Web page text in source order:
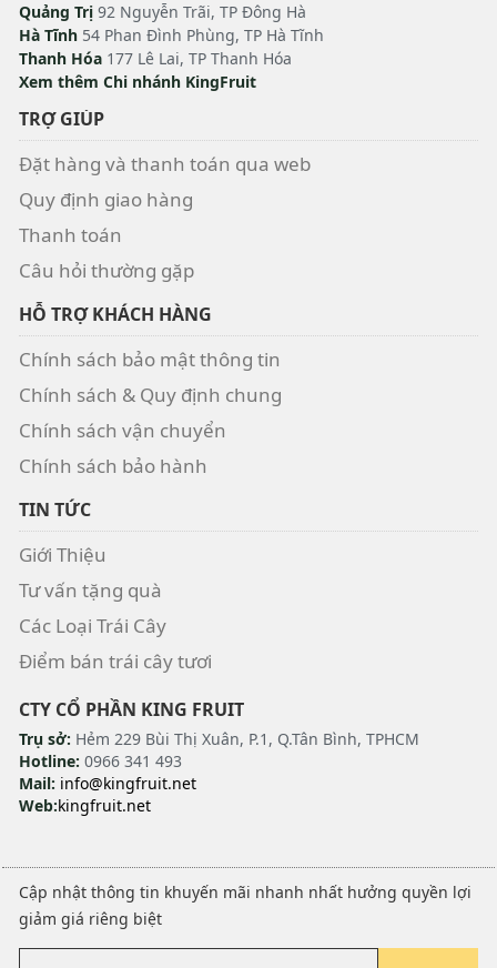
Quảng Trị 92 Nguyễn Trãi, TP Đông Hà
Hà Tĩnh 54 Phan Đình Phùng, TP Hà Tĩnh
Thanh Hóa 177 Lê Lai, TP Thanh Hóa
Xem thêm Chi nhánh KingFruit
TRỢ GIÚP
Đặt hàng và thanh toán qua web
Quy định giao hàng
Thanh toán
Câu hỏi thường gặp
HỖ TRỢ KHÁCH HÀNG
Chính sách bảo mật thông tin
Chính sách & Quy định chung
Chính sách vận chuyển
Chính sách bảo hành
TIN TỨC
Giới Thiệu
Tư vấn tặng quà
Các Loại Trái Cây
Điểm bán trái cây tươi
CTY CỔ PHẦN KING FRUIT
Trụ sở: Hẻm 229 Bùi Thị Xuân, P.1, Q.Tân Bình, TPHCM
Hotline: 0966 341 493
Mail: info@kingfruit.net
Web:kingfruit.net
Cập nhật thông tin khuyến mãi nhanh nhất hưởng quyền lợi
giảm giá riêng biệt